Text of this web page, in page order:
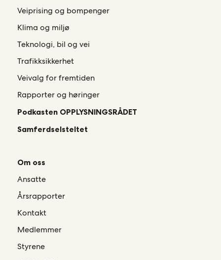
Veiprising og bompenger
Klima og miljø
Teknologi, bil og vei
Trafikksikkerhet
Veivalg for fremtiden
Rapporter og høringer
Podkasten OPPLYSNINGSRÅDET
Samferdselsteltet
Om oss
Ansatte
Årsrapporter
Kontakt
Medlemmer
Styrene